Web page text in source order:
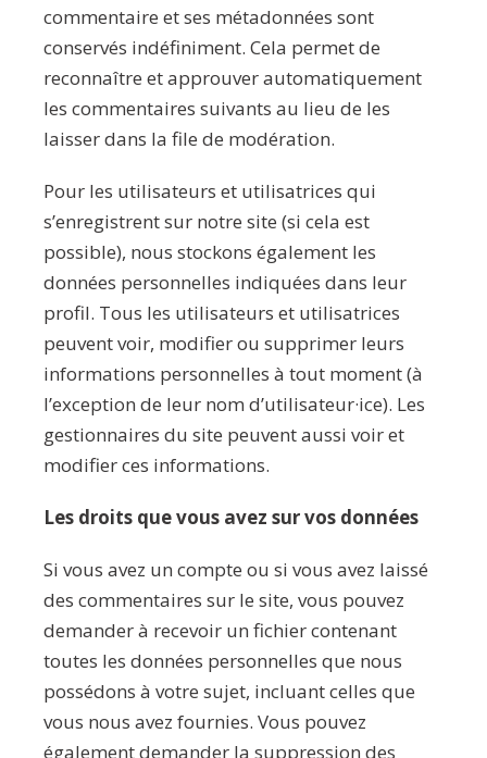
commentaire et ses métadonnées sont
conservés indéfiniment. Cela permet de
reconnaître et approuver automatiquement
les commentaires suivants au lieu de les
laisser dans la file de modération.
Pour les utilisateurs et utilisatrices qui
s’enregistrent sur notre site (si cela est
possible), nous stockons également les
données personnelles indiquées dans leur
profil. Tous les utilisateurs et utilisatrices
peuvent voir, modifier ou supprimer leurs
informations personnelles à tout moment (à
l’exception de leur nom d’utilisateur·ice). Les
gestionnaires du site peuvent aussi voir et
modifier ces informations.
Les droits que vous avez sur vos données
Si vous avez un compte ou si vous avez laissé
des commentaires sur le site, vous pouvez
demander à recevoir un fichier contenant
toutes les données personnelles que nous
possédons à votre sujet, incluant celles que
vous nous avez fournies. Vous pouvez
également demander la suppression des